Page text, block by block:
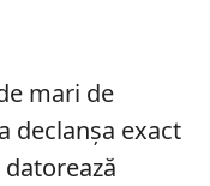
mari de
declanșa exact